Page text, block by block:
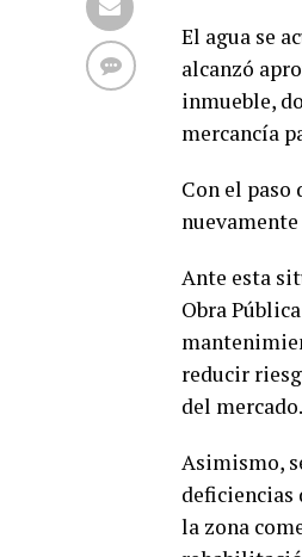
El agua se
alcanzó
inmueble,
mercancía
Con el
Ante esta
Obra
reducir
del mercado.
Asimismo,
deficiencias
la zona